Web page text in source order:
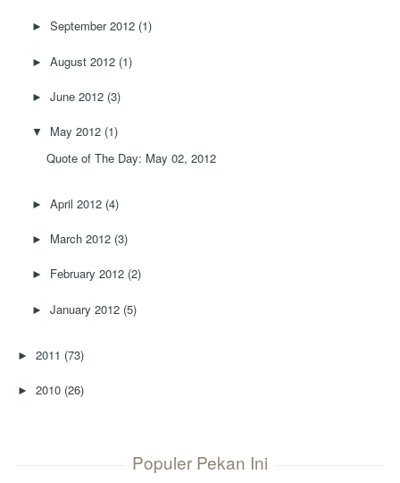
►September 2012 (1)
►August 2012 (1)
►June 2012 (3)
▼ May 2012 (1)
Quote of The Day: May 02, 2012
►April 2012 (4)
► March 2012 (3)
► February 2012 (2)
►January 2012 (5)
►2011 (73)
►2010 (26)
Populer Pekan Ini